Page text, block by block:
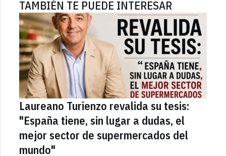
TAMBIÉN TE PUEDE INTERESAR
Laureano Turienzo revalida su tesis:
"España tiene, sin lugar a dudas, el
mejor sector de supermercados del
mundo"